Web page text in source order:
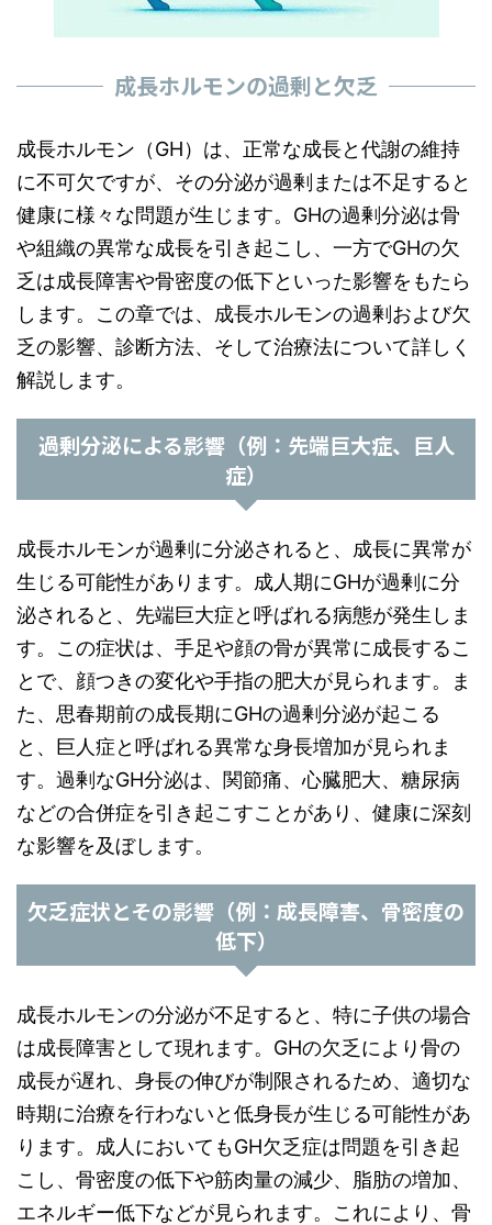
成長ホルモンの過剰と欠乏
成長ホルモン（GH）は、正常な成長と代謝の維持
に不可欠ですが、その分泌が過剰または不足すると
健康に様々な問題が生じます。GHの過剰分泌は骨
や組織の異常な成長を引き起こし、一方でGHの欠
乏は成長障害や骨密度の低下といった影響をもたら
します。この章では、成長ホルモンの過剰および欠
乏の影響、診断方法、そして治療法について詳しく
解説します。
過剰分泌による影響（例：先端巨大症、巨人
症）
成長ホルモンが過剰に分泌されると、成長に異常が
生じる可能性があります。成人期にGHが過剰に分
泌されると、先端巨大症と呼ばれる病態が発生しま
す。この症状は、手足や顔の骨が異常に成長するこ
とで、顔つきの変化や手指の肥大が見られます。ま
た、思春期前の成長期にGHの過剰分泌が起こる
と、巨人症と呼ばれる異常な身長増加が見られま
す。過剰なGH分泌は、関節痛、心臓肥大、糖尿病
などの合併症を引き起こすことがあり、健康に深刻
な影響を及ぼします。
欠乏症状とその影響（例：成長障害、骨密度の
低下）
成長ホルモンの分泌が不足すると、特に子供の場合
は成長障害として現れます。GHの欠乏により骨の
成長が遅れ、身長の伸びが制限されるため、適切な
時期に治療を行わないと低身長が生じる可能性があ
ります。成人においてもGH欠乏症は問題を引き起
こし、骨密度の低下や筋肉量の減少、脂肪の増加、
エネルギー低下などが見られます。これにより、骨